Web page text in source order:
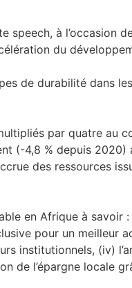
speech, à l’occasion
du
de durabilité dans
par quatre au
(-4,8 % depuis
des ressources
en Afrique à
pour un meilleur
institutionnels, (iv)
de l’épargne locale